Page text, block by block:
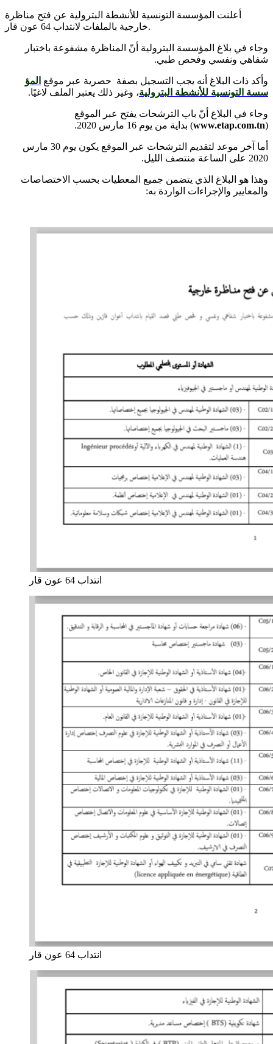
أعلنت المؤسسة التونسية للأنشطة البترولية عن فتح مناظرة
خارجية بالملفات لانتداب 64 عون قار.
وجاء في بلاغ المؤسسة البترولية أنّ المناظرة مشفوعة باختبار
شفاهي ونفسي وفحص طبي.
وأكد ذات البلاغ أنه يجب التسجيل بصفة حصرية عبر موقع المؤ
سسة التونسية للأنشطة البترولية، وغير ذلك يعتبر الملف لاغيًا.
وجاء في البلاغ أنّ باب الترشحات يفتح عبر الموقع
(
www.etap.com.tn) بداية من يوم 16 مارس 2020.
أما آخر موعد لتقديم الترشحات عبر الموقع يكون يوم 30 مارس
2020 على الساعة منتصف الليل.
وهذا هو البلاغ الذي يتضمن جميع المعطيات بحسب الاختصاصات
والمعايير والإجراءات الواردة به:
انتداب 64 عون قار
انتداب 64 عون قار